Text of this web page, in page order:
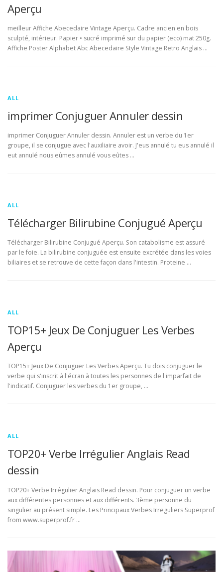
Aperçu
meilleur Affiche Abecedaire Vintage Aperçu. Cadre ancien en bois
sculpté, intérieur. Papier • sucré imprimé sur du papier (eco) mat 250g.
Affiche Poster Alphabet Abc Abecedaire Style Vintage Retro Anglais …
ALL
imprimer Conjuguer Annuler dessin
imprimer Conjuguer Annuler dessin. Annuler est un verbe du 1er
groupe, il se conjugue avec l'auxiliaire avoir. J'eus annulé tu eus annulé il
eut annulé nous eûmes annulé vous eûtes …
ALL
Télécharger Bilirubine Conjugué Aperçu
Télécharger Bilirubine Conjugué Aperçu. Son catabolisme est assuré
par le foie. La bilirubine conjuguée est ensuite excrétée dans les voies
biliaires et se retrouve de cette façon dans l'intestin. Proteine …
ALL
TOP15+ Jeux De Conjuguer Les Verbes
Aperçu
TOP15+ Jeux De Conjuguer Les Verbes Aperçu. Tu dois conjuguer le
verbe qui s'inscrit à l'écran à toutes les personnes de l'imparfait de
l'indicatif. Conjuguer les verbes du 1er groupe, …
ALL
TOP20+ Verbe Irrégulier Anglais Read
dessin
TOP20+ Verbe Irrégulier Anglais Read dessin. Pour conjuguer un verbe
aux différentes personnes et aux différents. 3ème personne du
singulier au présent simple. Les Principaux Verbes Irreguliers Superprof
from www.superprof.fr …